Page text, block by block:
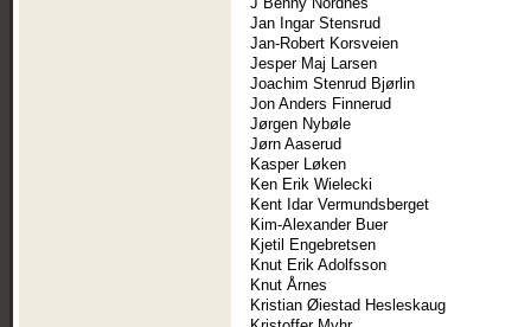
Jan Ingar Stensrud
Jan-Robert Korsveien
Jesper Maj Larsen
Joachim Stenrud Bjørlin
Jon Anders Finnerud
Jørgen Nybøle
Jørn Aaserud
Kasper Løken
Ken Erik Wielecki
Kent Idar Vermundsberget
Kim-Alexander Buer
Kjetil Engebretsen
Knut Erik Adolfsson
Knut Årnes
Kristian Øiestad Hesleskaug